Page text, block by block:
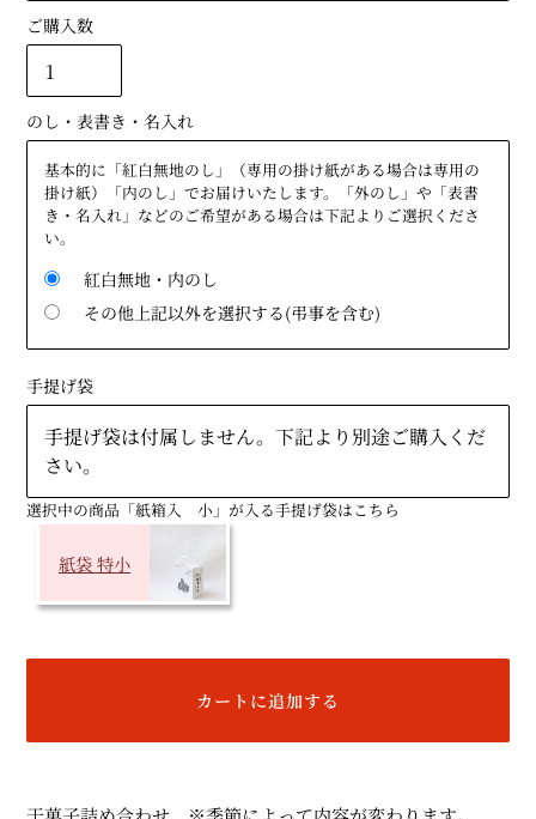
ご購入数
のし・表書き・名入れ
基本的に「紅白無地のし」（専用の掛け紙がある場合は専用の
掛け紙）「内のし」でお届けいたします。「外のし」や「表書
き・名入れ」などのご希望がある場合は下記よりご選択くださ
い。
紅白無地・内のし
その他上記以外を選択する(弔事を含む)
手提げ袋
手提げ袋は付属しません。下記より別途ご購入くだ
さい。
選択中の商品「紙箱入 小」が入る手提げ袋はこちら
紙袋 特小
カートに追加する
ー